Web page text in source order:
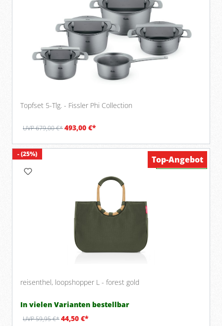
Topfset 5-Tlg. - Fissler Phi Collection
UVP 679,00 €*493,00 €*
- (25%)
reisenthel, loopshopper L - forest gold
In vielen Varianten bestellbar
UVP 59,95 €*44,50 €*
Verfügbar
Top-Angebot